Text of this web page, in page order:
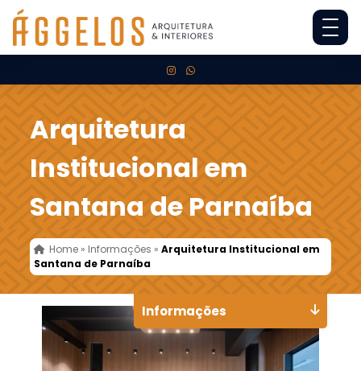
Arquitetura
Institucional em
Santana de Parnaíba
Home » Informações »Arquitetura Institucional em
Santana de Parnaíba
Informações